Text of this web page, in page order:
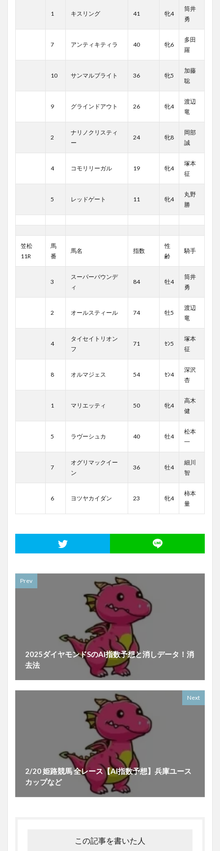
1 キスリング 41 牝4
筒井
勇
7 アンティキティラ 40 牝6
多田
羅
10 サンマルブライト 36 牝5
加藤
聡
9 グラインドアウト 26 牝4
渡辺
竜
2
ナリノクリスティ
ー
24 牝8
岡部
誠
4 コモリリーガル 19 牝4
塚本
征
5 レッドゲート 11 牝4
丸野
勝
笠松
11R
馬
番
馬名 指数
性
齢
騎手
3
スーパーバウンデ
ィ
84 牡4
筒井
勇
2 オールスティール 74 牡5
渡辺
竜
4
タイセイトリオン
フ
71 ｾﾝ5
塚本
征
8 オルマジェス 54 ｾﾝ4
深沢
杏
1 マリエッティ 50 牝4
高木
健
5 ラヴーシュカ 40 牡4
松本
一
7
オグリマックイー
ン
36 牡4
細川
智
6 ヨツヤカイダン 23 牝4
柿本
量
Prev
2025ダイヤモンドSのAI指数予想と消しデータ！消
去法
Next
2/20 姫路競馬 全レース【AI指数予想】兵庫ユース
カップなど
この記事を書いた人